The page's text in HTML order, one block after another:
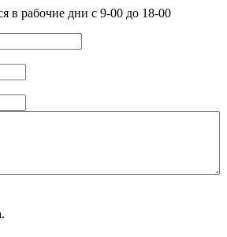
в рабочие дни с 9-00 до 18-00